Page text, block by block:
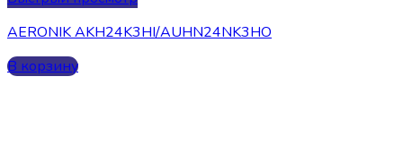
AERONIK AKH24K3HI/AUHN24NK3HO
В корзину